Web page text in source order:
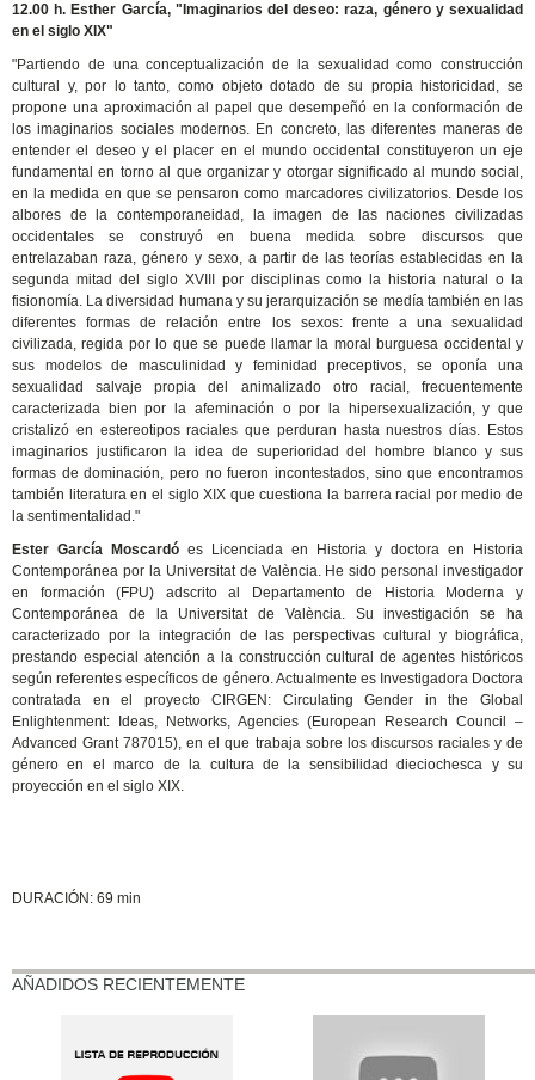
12.00 h. Esther García, "Imaginarios del deseo: raza, género y sexualidad
en el siglo XIX"
"Partiendo de una conceptualización de la sexualidad como construcción
cultural y, por lo tanto, como objeto dotado de su propia historicidad, se
propone una aproximación al papel que desempeñó en la conformación de
los imaginarios sociales modernos. En concreto, las diferentes maneras de
entender el deseo y el placer en el mundo occidental constituyeron un eje
fundamental en torno al que organizar y otorgar significado al mundo social,
en la medida en que se pensaron como marcadores civilizatorios. Desde los
albores de la contemporaneidad, la imagen de las naciones civilizadas
occidentales se construyó en buena medida sobre discursos que
entrelazaban raza, género y sexo, a partir de las teorías establecidas en la
segunda mitad del siglo XVIII por disciplinas como la historia natural o la
fisionomía. La diversidad humana y su jerarquización se medía también en las
diferentes formas de relación entre los sexos: frente a una sexualidad
civilizada, regida por lo que se puede llamar la moral burguesa occidental y
sus modelos de masculinidad y feminidad preceptivos, se oponía una
sexualidad salvaje propia del animalizado otro racial, frecuentemente
caracterizada bien por la afeminación o por la hipersexualización, y que
cristalizó en estereotipos raciales que perduran hasta nuestros días. Estos
imaginarios justificaron la idea de superioridad del hombre blanco y sus
formas de dominación, pero no fueron incontestados, sino que encontramos
también literatura en el siglo XIX que cuestiona la barrera racial por medio de
la sentimentalidad."
Ester García Moscardó es Licenciada en Historia y doctora en Historia
Contemporánea por la Universitat de València. He sido personal investigador
en formación (FPU) adscrito al Departamento de Historia Moderna y
Contemporánea de la Universitat de València. Su investigación se ha
caracterizado por la integración de las perspectivas cultural y biográfica,
prestando especial atención a la construcción cultural de agentes históricos
según referentes específicos de género. Actualmente es Investigadora Doctora
contratada en el proyecto CIRGEN: Circulating Gender in the Global
Enlightenment: Ideas, Networks, Agencies (European Research Council –
Advanced Grant 787015), en el que trabaja sobre los discursos raciales y de
género en el marco de la cultura de la sensibilidad dieciochesca y su
proyección en el siglo XIX.
DURACIÓN: 69 min
AÑADIDOS RECIENTEMENTE